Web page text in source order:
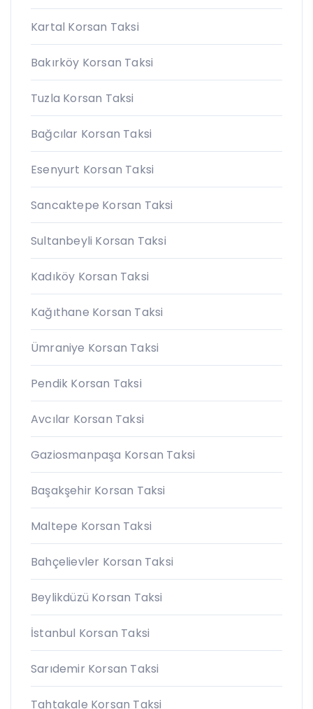
Kartal Korsan Taksi
Bakırköy Korsan Taksi
Tuzla Korsan Taksi
Bağcılar Korsan Taksi
Esenyurt Korsan Taksi
Sancaktepe Korsan Taksi
Sultanbeyli Korsan Taksi
Kadıköy Korsan Taksi
Kağıthane Korsan Taksi
Ümraniye Korsan Taksi
Pendik Korsan Taksi
Avcılar Korsan Taksi
Gaziosmanpaşa Korsan Taksi
Başakşehir Korsan Taksi
Maltepe Korsan Taksi
Bahçelievler Korsan Taksi
Beylikdüzü Korsan Taksi
İstanbul Korsan Taksi
Sarıdemir Korsan Taksi
Tahtakale Korsan Taksi